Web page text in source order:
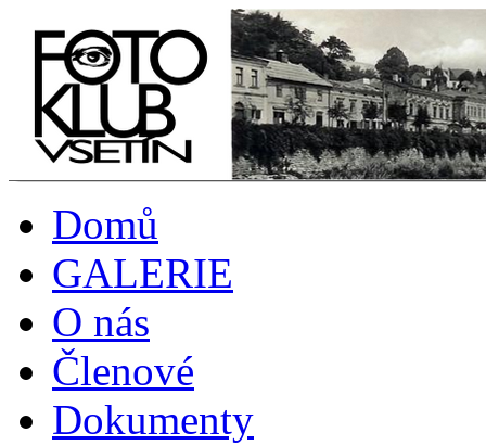
Domů
GALERIE
O nás
Členové
Dokumenty